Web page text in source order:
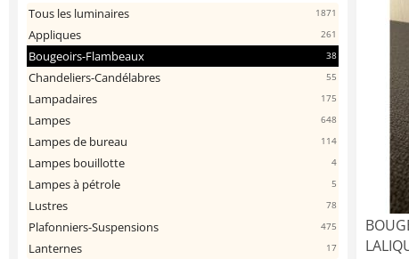
Tous les luminaires 1871
Appliques 261
Bougeoirs-Flambeaux 38
Chandeliers-Candélabres 55
Lampadaires 175
Lampes 648
Lampes de bureau 114
Lampes bouillotte 4
Lampes à pétrole 5
Lustres 78
Plafonniers-Suspensions 475
Lanternes 17